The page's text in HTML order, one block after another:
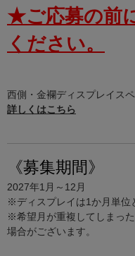
★ご応募の前
ください。
西側・金襴ディスプレイス
詳しくはこちら
《募集期間》
2027年1月～12月
※ディスプレイは1か月単位
※希望月が重複してしまっ
場合がございます。